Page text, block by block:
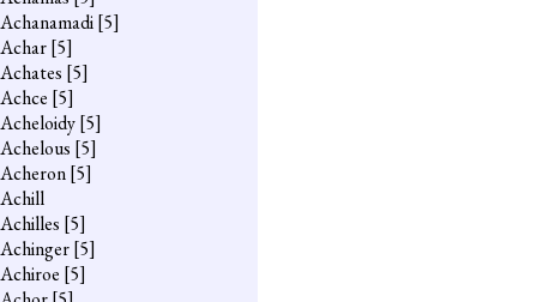
Achanamadi[5]
Achar[5]
Achates [5]
Achce [5]
Acheloidy[5]
Achelous [5]
Acheron[5]
Achill
Achilles [5]
Achinger[5]
Achiroe [5]